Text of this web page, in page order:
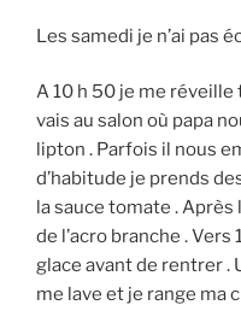
Les samedi je n’ai pas
A 10 h 50 je me réveille
vais au salon où papa
lipton . Parfois il nous
d’habitude je prends
la sauce tomate .
de l’acro branche .
glace avant de rentrer .
me lave et je range ma